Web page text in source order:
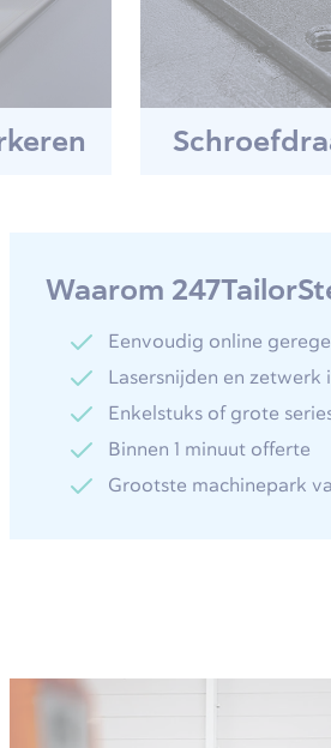
Waarom
Eenvoudig online
Lasersnijden en
Enkelstuks of grote
Binnen 1 minuut offerte
Grootste machinepark